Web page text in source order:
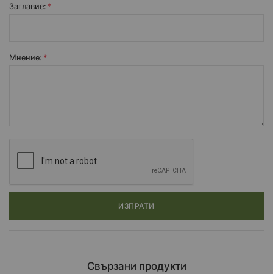
Заглавиe:
Мнение:
ИЗПРАТИ
Свързани продукти